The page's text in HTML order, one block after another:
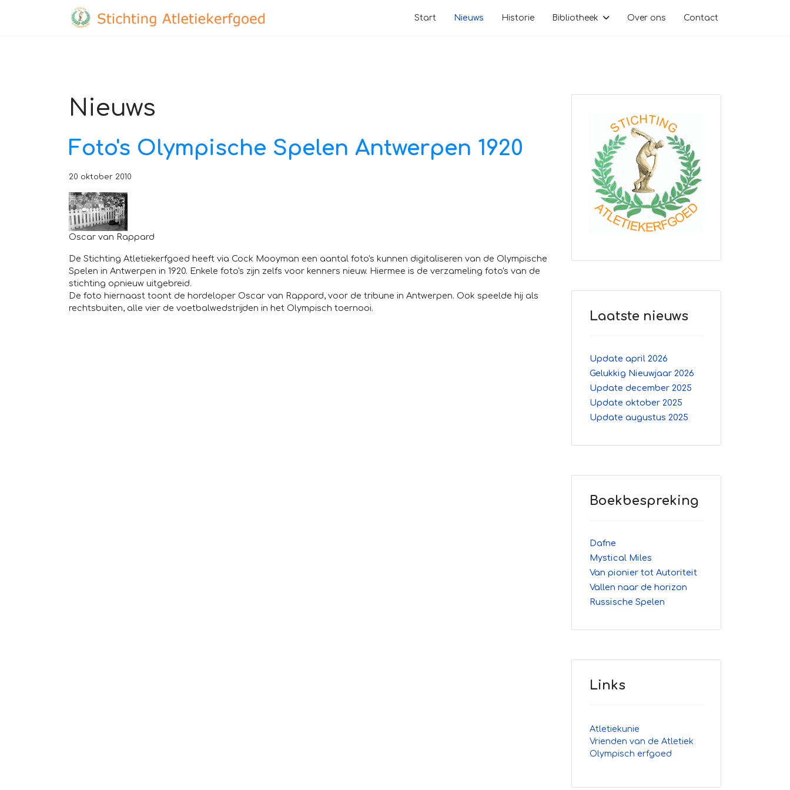
Start Nieuws Historie Bibliotheek Over ons Contact
Nieuws
Foto's Olympische Spelen Antwerpen 1920
20 oktober 2010
Oscar van Rappard
De Stichting Atletiekerfgoed heeft via Cock Mooyman een aantal foto's kunnen digitaliseren van de Olympische
Spelen in Antwerpen in 1920. Enkele foto's zijn zelfs voor kenners nieuw. Hiermee is de verzameling foto's van de
stichting opnieuw uitgebreid.
De foto hiernaast toont de hordeloper Oscar van Rappard, voor de tribune in Antwerpen. Ook speelde hij als
rechtsbuiten, alle vier de voetbalwedstrijden in het Olympisch toernooi.
Laatste nieuws
Update april 2026
Gelukkig Nieuwjaar 2026
Update december 2025
Update oktober 2025
Update augustus 2025
Boekbespreking
Dafne
Mystical Miles
Van pionier tot Autoriteit
Vallen naar de horizon
Russische Spelen
Links
Atletiekunie
Vrienden van de Atletiek
Olympisch erfgoed